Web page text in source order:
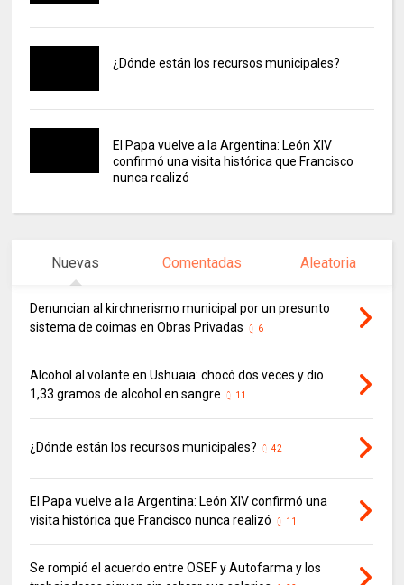
¿Dónde están los recursos municipales?
El Papa vuelve a la Argentina: León XIV
confirmó una visita histórica que Francisco
nunca realizó
Nuevas Comentadas Aleatoria
Denuncian al kirchnerismo municipal por un presunto
sistema de coimas en Obras Privadas
6
Alcohol al volante en Ushuaia: chocó dos veces y dio
1,33 gramos de alcohol en sangre
11
¿Dónde están los recursos municipales? 42
El Papa vuelve a la Argentina: León XIV confirmó una
visita histórica que Francisco nunca realizó
11
Se rompió el acuerdo entre OSEF y Autofarma y los